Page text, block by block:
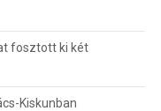
fosztott ki két
Kiskunban